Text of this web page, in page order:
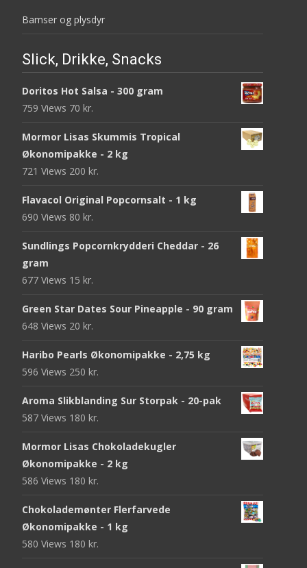
Bamser og plysdyr
Slick, Drikke, Snacks
Doritos Hot Salsa - 300 gram
759 Views 70 kr.
Mormor Lisas Skummis Tropical
Økonomipakke - 2 kg
721 Views 200 kr.
Flavacol Original Popcornsalt - 1 kg
690 Views 80 kr.
Sundlings Popcornkrydderi Cheddar - 26
gram
677 Views 15 kr.
Green Star Dates Sour Pineapple - 90 gram
648 Views 20 kr.
Haribo Pearls Økonomipakke - 2,75 kg
596 Views 250 kr.
Aroma Slikblanding Sur Storpak - 20-pak
587 Views 180 kr.
Mormor Lisas Chokoladekugler
Økonomipakke - 2 kg
586 Views 180 kr.
Chokolademønter Flerfarvede
Økonomipakke - 1 kg
580 Views 180 kr.